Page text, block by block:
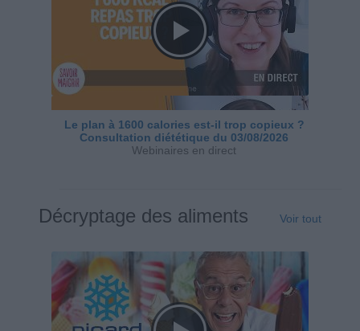
Le plan à 1600 calories est-il trop copieux ?
Consultation diététique du 03/08/2026
Webinaires en direct
Décryptage des aliments Voir tout